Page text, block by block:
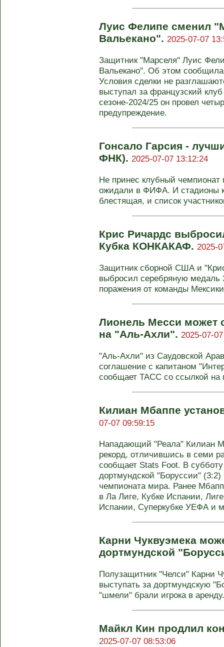
Луис Фелипе сменил
Вальекано". 2025-07-07
Защитник "Марселя" Луис
Вальекано". Об этом
Условия сделки не
выступал за французский
сезоне-2024/25 он провел
предупреждение.
Гонсало Гарсия -
ФНК). 2025-07-07 13:12:24
Не принес клубный чемпионат
ожидали в ФИФА. И стадионы
блестящая, и список
Крис Ричардс
Кубка КОНКАКАФ. 2025-
Защитник сборной США и
выбросил серебряную медаль
поражения от команды
Лионель Месси может
на "Аль-Ахли". 2025-07-
"Аль-Ахли" из Саудовской
соглашение с капитаном
сообщает ТАСС со ссылкой на
Килиан Мбаппе
07-07 09:59:15
Нападающий "Реала" Килиан
рекорд, отличившись в семи
сообщает Stats Foot. В
дортмундской "Боруссии" (3:2)
чемпионата мира. Ранее
в Ла Лиге, Кубке Испании,
Испании, Суперкубке УЕФА и
Карни Чуквуэмека
дортмундской
Полузащитник "Челси" Карни
выступать за дортмундскую
"шмели" брали игрока в
Майкл Кин продлил
2025-07-07 08:53:06